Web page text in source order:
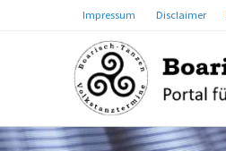
Impressum Disclaimer